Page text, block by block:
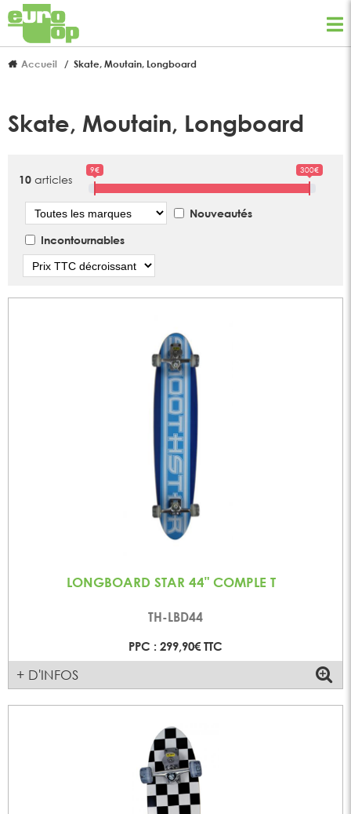
Accueil Skate, Moutain, Longboard
Skate, Moutain, Longboard
10 articles
9€ 300€
Marque
Nouveautés
Incontournables
LONGBOARD STAR 44" COMPLE T
TH-LBD44
PPC : 299,90€ TTC
+ D'INFOS